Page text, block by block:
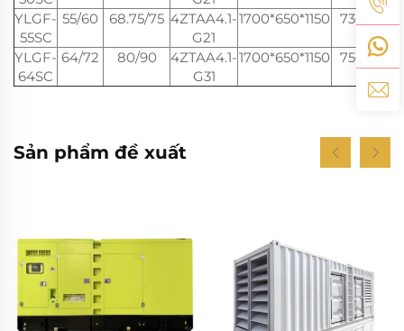
YLGF-
55SC
55/60 68.75/75 4ZTAA4.1-
G21
1700*650*1150 730
YLGF-
64SC
64/72 80/90
4ZTAA4.1-
G31
1700*650*1150 750
Sản phẩm đề xuất